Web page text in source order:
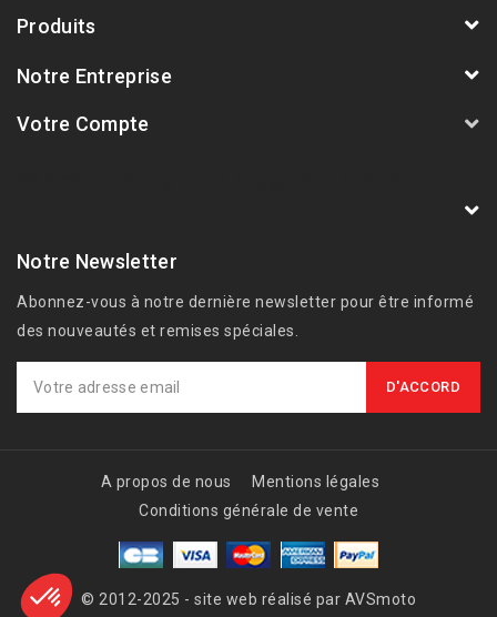
Produits
Notre Entreprise
Votre Compte
Notre Newsletter
Abonnez-vous à notre dernière newsletter pour être informé
des nouveautés et remises spéciales.
A propos de nous
Mentions légales
Conditions générale de vente
© 2012-2025 - site web réalisé par AVSmoto